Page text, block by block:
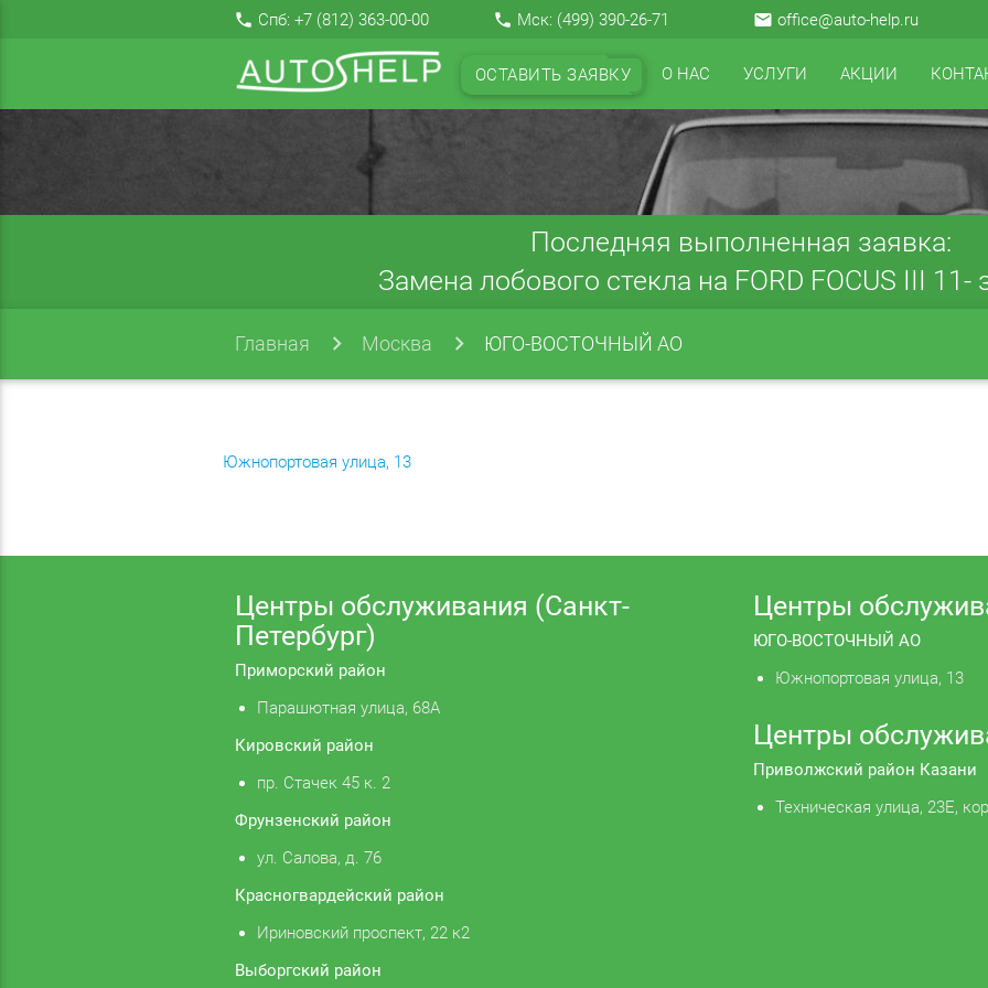
local_phone Спб: +7 (812) 363-00-00 local_phone Мск: (499) 390-26-71 email office@auto-help.ru
ОСТАВИТЬ ЗАЯВКУ О НАС УСЛУГИ АКЦИИ
Последняя выполненная заявка:
Замена лобового стекла на FORD FOCUS III 11-
Главная Москва ЮГО-ВОСТОЧНЫЙ АО
Южнопортовая улица, 13
Центры обслуживания (Санкт-
Петербург)
Приморский район
Парашютная улица, 68А
Кировский район
пр. Стачек 45 к. 2
Фрунзенский район
ул. Салова, д. 76
Красногвардейский район
Ириновский проспект, 22 к2
Выборгский район
Центры
ЮГО-ВОСТОЧНЫЙ АО
Южнопортовая улица, 13
Центры
Приволжский район Казани
Техническая улица, 23Е,